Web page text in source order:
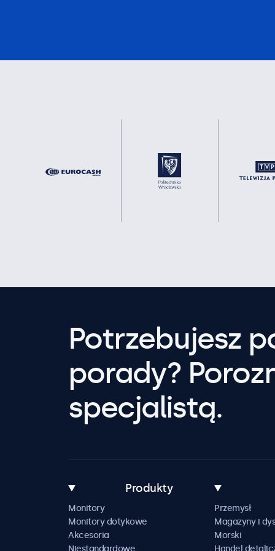
Potrzebujesz
porady?
specjalistą.
Produkty
Monitory
Monitory dotykowe
Akcesoria
Niestandardowe
Przemysł
Magazyny i
Morski
Handel